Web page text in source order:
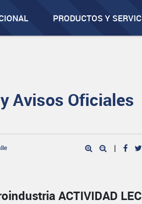
PRODUCTOS Y
Avisos Oficiales
|
ACTIVIDAD